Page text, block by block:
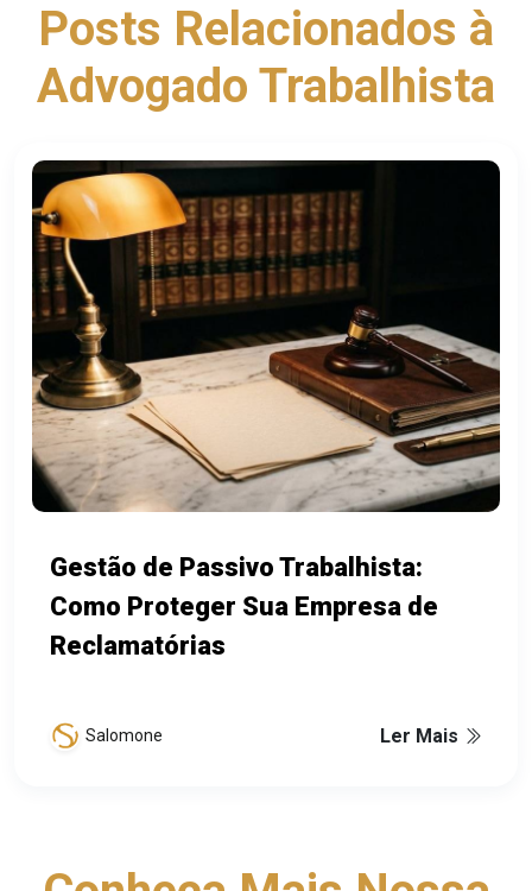
Posts Relacionados à
Advogado Trabalhista
Gestão de Passivo Trabalhista:
Como Proteger Sua Empresa de
Reclamatórias
Salomone Ler Mais